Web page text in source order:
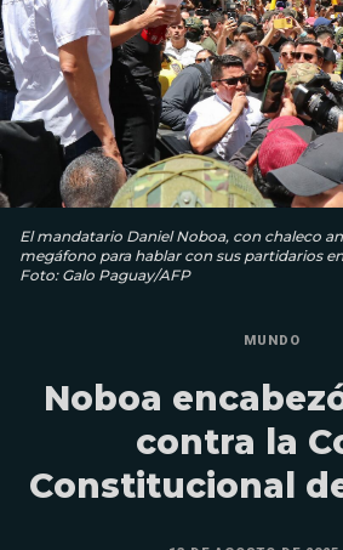
El mandatario Daniel Noboa, con chaleco
megáfono para hablar con sus partidarios
Foto: Galo Paguay/AFP
MUNDO
Noboa
contra la
Constitucional